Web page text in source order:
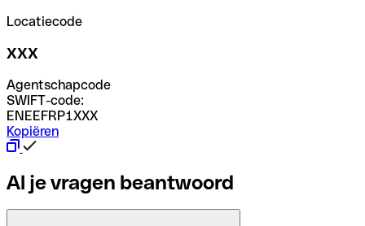
Locatiecode
XXX
Agentschapcode
SWIFT-code:
ENEEFRP1XXX
Kopiëren
Al je vragen beantwoord